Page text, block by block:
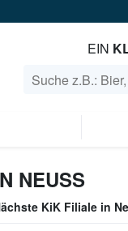
EIN
NEUSS
KiK Filiale in